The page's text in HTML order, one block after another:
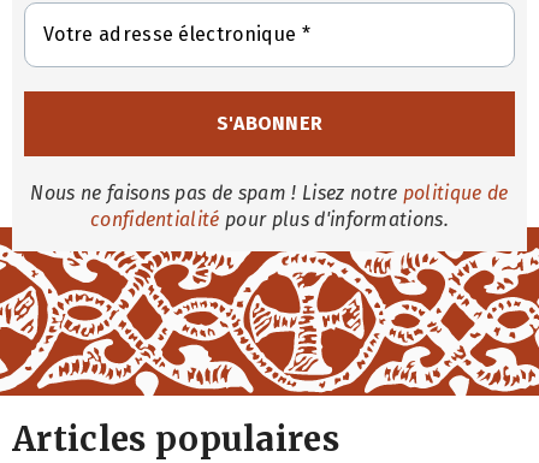
Nous ne faisons pas de spam ! Lisez notre politique de
confidentialité pour plus d'informations.
Articles populaires